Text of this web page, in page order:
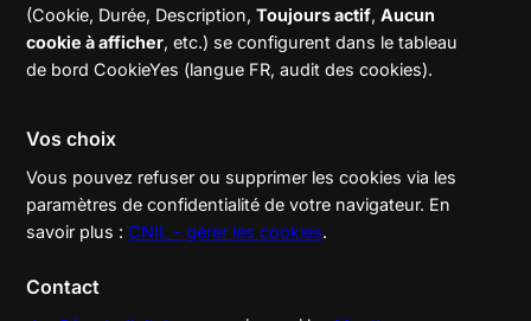
(Cookie, Durée, Description,Toujours actif,Aucun
cookie à afficher, etc.) se configurent dans le tableau
de bord CookieYes (langue FR, audit des cookies).
Vos choix
Vous pouvez refuser ou supprimer les cookies via les
paramètres de confidentialité de votre navigateur. En
savoir plus :CNIL - gérer les cookies.
Contact